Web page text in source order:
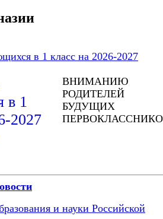
в 1 класс на 2026-2027
ВНИМАНИЮ
РОДИТЕЛЕЙ
БУДУЩИХ